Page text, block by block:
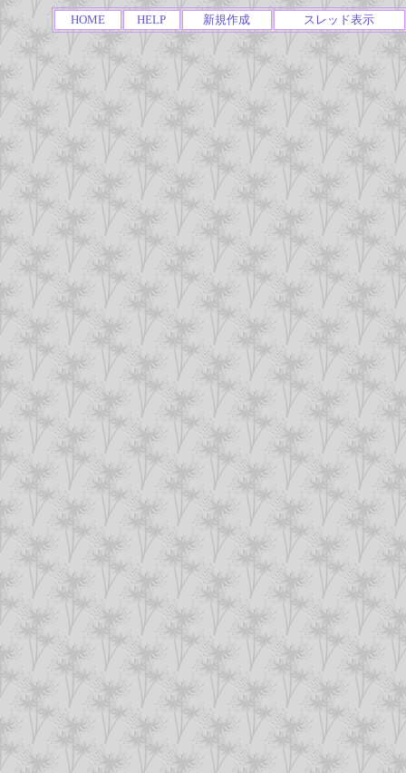
HOME HELP 新規作成 スレッド表示